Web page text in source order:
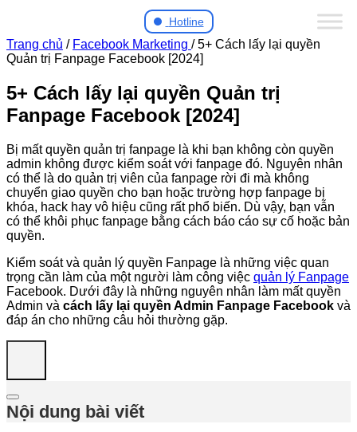
Hotline
Trang chủ / Facebook Marketing / 5+ Cách lấy lại quyền
Quản trị Fanpage Facebook [2024]
5+ Cách lấy lại quyền Quản trị
Fanpage Facebook [2024]
Bị mất quyền quản trị fanpage là khi bạn không còn quyền
admin không được kiểm soát với fanpage đó. Nguyên nhân
có thể là do quản trị viên của fanpage rời đi mà không
chuyển giao quyền cho bạn hoặc trường hợp fanpage bị
khóa, hack hay vô hiệu cũng rất phổ biến. Dù vậy, bạn vẫn
có thể khôi phục fanpage bằng cách báo cáo sự cố hoặc bản
quyền.
Kiểm soát và quản lý quyền Fanpage là những việc quan
trọng cần làm của một người làm công việc quản lý Fanpage
Facebook. Dưới đây là những nguyên nhân làm mất quyền
Admin và cách lấy lại quyền Admin Fanpage Facebook và
đáp án cho những câu hỏi thường gặp.
Nội dung bài viết